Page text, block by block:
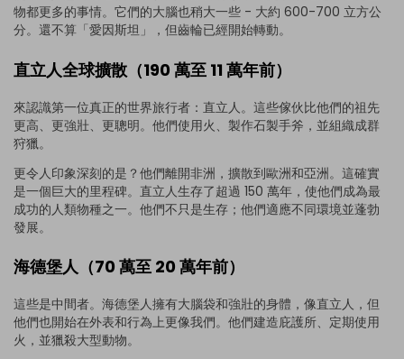
物都更多的事情。它們的大腦也稍大一些 - 大約 600-700 立方公
分。還不算「愛因斯坦」，但齒輪已經開始轉動。
直立人全球擴散（190 萬至 11 萬年前）
來認識第一位真正的世界旅行者：直立人。這些傢伙比他們的祖先
更高、更強壯、更聰明。他們使用火、製作石製手斧，並組織成群
狩獵。
更令人印象深刻的是？他們離開非洲，擴散到歐洲和亞洲。這確實
是一個巨大的里程碑。直立人生存了超過 150 萬年，使他們成為最
成功的人類物種之一。他們不只是生存；他們適應不同環境並蓬勃
發展。
海德堡人（70 萬至 20 萬年前）
這些是中間者。海德堡人擁有大腦袋和強壯的身體，像直立人，但
他們也開始在外表和行為上更像我們。他們建造庇護所、定期使用
火，並獵殺大型動物。